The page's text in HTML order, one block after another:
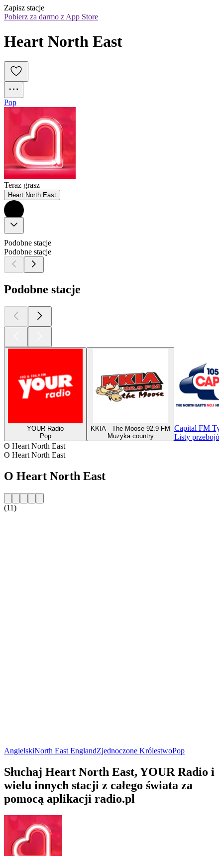
Zapisz stacje
Pobierz za darmo z App Store
Heart North East
Pop
Teraz grasz
Heart North East
Podobne stacje
Podobne stacje
Podobne stacje
YOUR Radio
Pop
KKIA - The Moose 92.9 FM
Muzyka country
Capital FM
Listy
O Heart North East
O Heart North East
O Heart North East
(11)
AngielskiNorth East EnglandZjednoczone KrólestwoPop
Słuchaj Heart North East, YOUR Radio i
wielu innych stacji z całego świata za
pomocą aplikacji radio.pl